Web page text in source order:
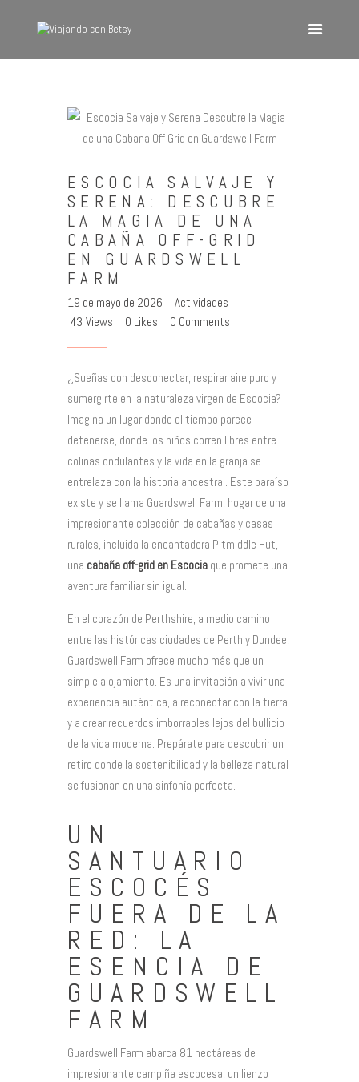
VIAJANDO CON BETSY
Inicio
Europa
América
Asia
Quienes Somos
Contacto
ESCOCIA SALVAJE Y
SERENA: DESCUBRE
LA MAGIA DE UNA
CABAÑA OFF-GRID
EN GUARDSWELL
FARM
19 de mayo de 2026
Actividades
43 Views 0 Likes 0 Comments
¿Sueñas con desconectar, respirar aire puro y
sumergirte en la naturaleza virgen de Escocia?
Imagina un lugar donde el tiempo parece
detenerse, donde los niños corren libres entre
colinas ondulantes y la vida en la granja se
entrelaza con la historia ancestral. Este paraíso
existe y se llama Guardswell Farm, hogar de una
impresionante colección de cabañas y casas
rurales, incluida la encantadora Pitmiddle Hut,
una cabaña off-grid en Escocia que promete una
aventura familiar sin igual.
En el corazón de Perthshire, a medio camino
entre las históricas ciudades de Perth y Dundee,
Guardswell Farm ofrece mucho más que un
simple alojamiento. Es una invitación a vivir una
experiencia auténtica, a reconectar con la tierra
y a crear recuerdos imborrables lejos del bullicio
de la vida moderna. Prepárate para descubrir un
retiro donde la sostenibilidad y la belleza natural
se fusionan en una sinfonía perfecta.
UN
SANTUARIO
ESCOCÉS
FUERA DE LA
RED: LA
ESENCIA DE
GUARDSWELL
FARM
Guardswell Farm abarca 81 hectáreas de
impresionante campiña escocesa, un lienzo